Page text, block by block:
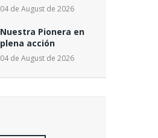
04 de August de 2026
Nuestra Pionera en
plena acción
04 de August de 2026